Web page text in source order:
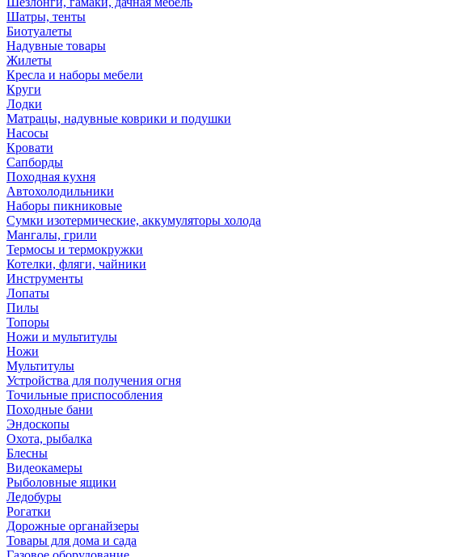
Шатры, тенты
Биотуалеты
Надувные товары
Жилеты
Кресла и наборы мебели
Круги
Лодки
Матрацы, надувные коврики и подушки
Насосы
Кровати
Сапборды
Походная кухня
Автохолодильники
Наборы пикниковые
Сумки изотермические, аккумуляторы холода
Мангалы, грили
Термосы и термокружки
Котелки, фляги, чайники
Инструменты
Лопаты
Пилы
Топоры
Ножи и мультитулы
Ножи
Мультитулы
Устройства для получения огня
Точильные приспособления
Походные бани
Эндоскопы
Охота, рыбалка
Блесны
Видеокамеры
Рыболовные ящики
Ледобуры
Рогатки
Дорожные органайзеры
Товары для дома и сада